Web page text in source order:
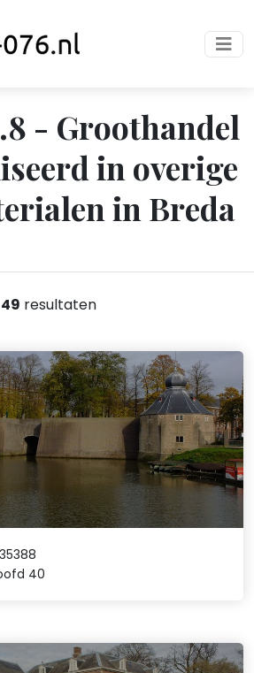
- Groothandel
in overige
in Breda
49 resultaten
40